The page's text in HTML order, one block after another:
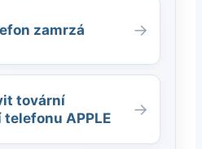
zamrzá →
tovární
APPLE
→